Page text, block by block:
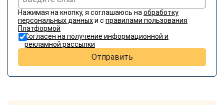
Нажимая на кнопку, я соглашаюсь на обработку
персональных данныхи с правилами пользования
Платформой
Согласен на получение информационной и
рекламной рассылки
Отправить